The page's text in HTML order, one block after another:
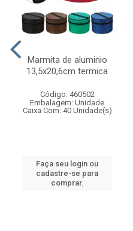
Marmita de aluminio
13,5x20,6cm termica
Código: 460502
Embalagem: Unidade
Caixa Com: 40 Unidade(s)
Faça seu login ou
cadastre-se para
comprar.